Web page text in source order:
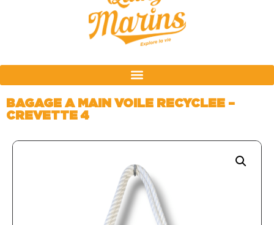
BAGAGE A MAIN VOILE RECYCLEE –
CREVETTE 4